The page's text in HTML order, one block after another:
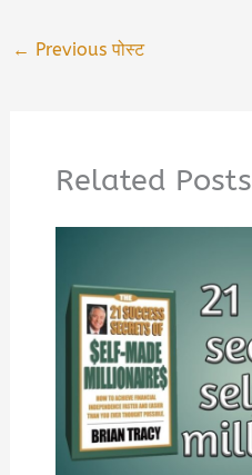
← Previous पोस्ट
Related Posts